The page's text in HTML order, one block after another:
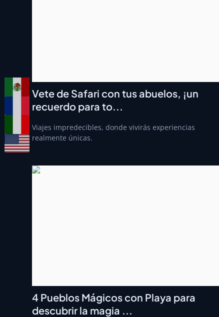
Vete de Safari con tus abuelos, ¡un
recuerdo para to...
Viajes impredecibles, donde vivirás experiencias
realmente únicas.
4 Pueblos Mágicos con Playa para
descubrir la magia ...